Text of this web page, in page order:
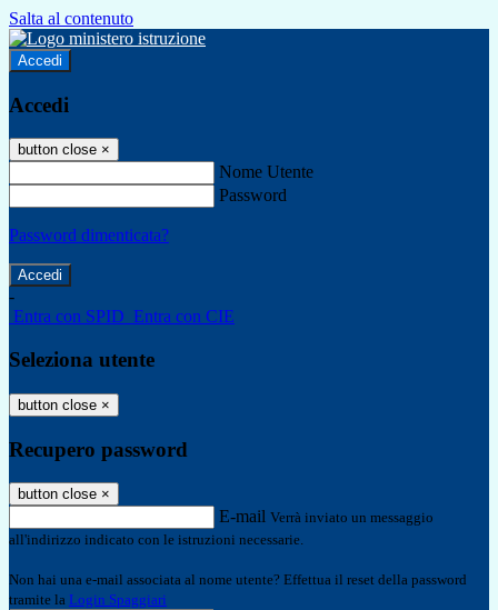
Salta al contenuto
Accedi
Accedi
button close ×
Nome Utente
Password
Password dimenticata?
-
Entra con SPID Entra con CIE
Seleziona utente
button close ×
Recupero password
button close ×
E-mail Verrà inviato un messaggio
all'indirizzo indicato con le istruzioni necessarie.
Non hai una e-mail associata al nome utente? Effettua il reset della password
tramite la Login Spaggiari